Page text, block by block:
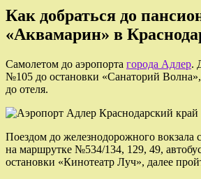
Как добраться до
«Аквамарин» в
Самолетом до аэропорта города Адлер.
№105 до остановки «Санаторий
до отеля.
Поездом до железнодорожного вокзала
на маршрутке №534/134, 129, 49,
остановки «Кинотеатр Луч», далее